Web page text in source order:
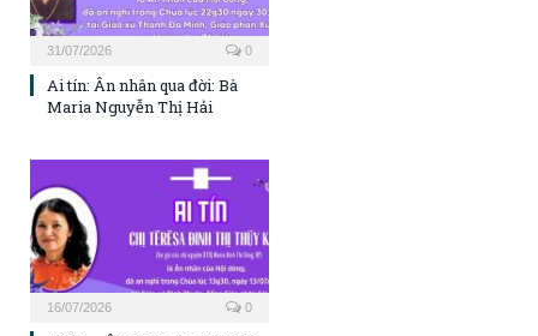
31/07/2026 0
Ai tín: Ân nhân qua đời: Bà
Maria Nguyễn Thị Hải
16/07/2026 0